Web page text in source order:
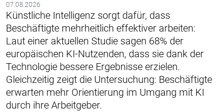
07.08.2026
Künstliche Intelligenz sorgt dafür, dass
Beschäftigte mehrheitlich effektiver arbeiten:
Laut einer aktuellen Studie sagen 68% der
europäischen KI-Nutzenden, dass sie dank der
Technologie bessere Ergebnisse erzielen.
Gleichzeitig zeigt die Untersuchung: Beschäftigte
erwarten mehr Orientierung im Umgang mit KI
durch ihre Arbeitgeber.